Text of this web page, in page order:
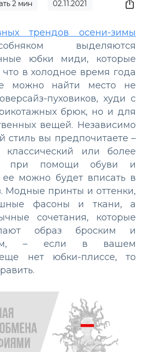
2 мин 02.11.2021
трендов осени-зимы
выделяются
юбки миди, которые
в холодное время года
можно найти место не
пуховиков, худи с
брюк, но и для
вещей. Независимо
стиль вы предпочитаете –
классический или более
при помощи обуви и
ее можно будет вписать в
Модные принты и оттенки,
фасоны и ткани, а
сочетания, которые
образ броским и
– если в вашем
нет юбки-плиссе, то